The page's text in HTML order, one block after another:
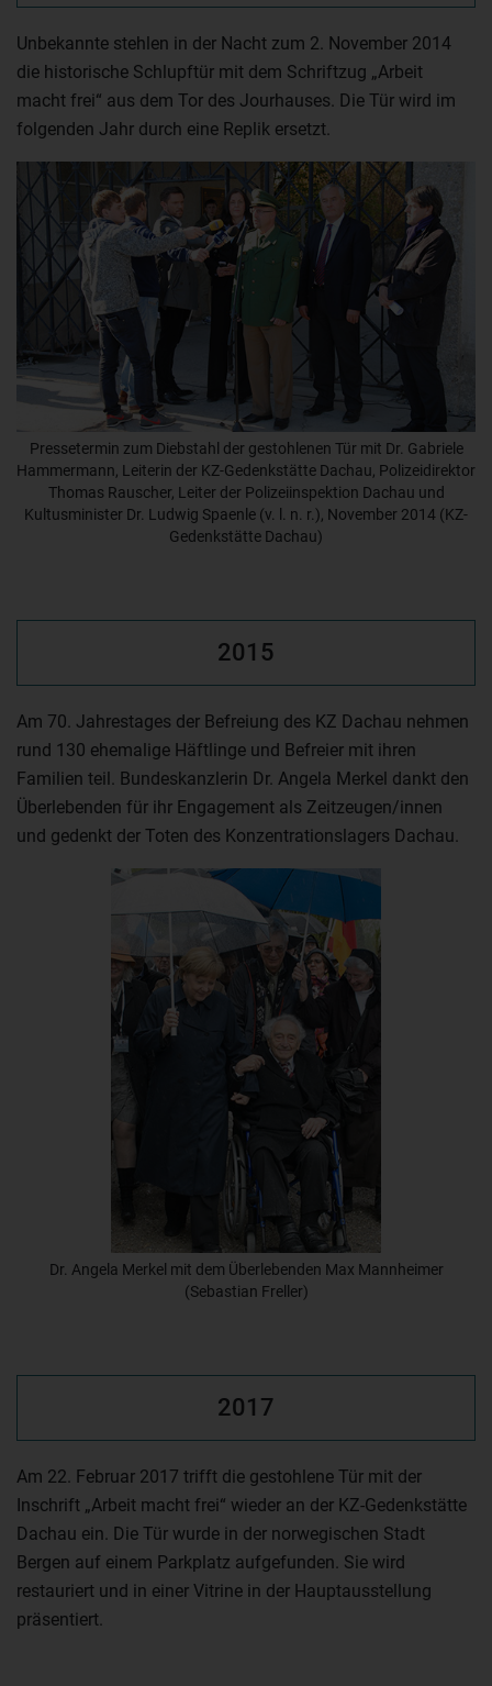
Unbekannte stehlen in der Nacht zum 2. November 2014
die historische Schlupftür mit dem Schriftzug „Arbeit
macht frei“ aus dem Tor des Jourhauses. Die Tür wird im
folgenden Jahr durch eine Replik ersetzt.
Pressetermin zum Diebstahl der gestohlenen Tür mit Dr. Gabriele
Hammermann, Leiterin der KZ-Gedenkstätte Dachau, Polizeidirektor
Thomas Rauscher, Leiter der Polizeiinspektion Dachau und
Kultusminister Dr. Ludwig Spaenle (v. l. n. r.), November 2014 (KZ-
Gedenkstätte Dachau)
2015
Am 70. Jahrestages der Befreiung des KZ Dachau nehmen
rund 130 ehemalige Häftlinge und Befreier mit ihren
Familien teil. Bundeskanzlerin Dr. Angela Merkel dankt den
Überlebenden für ihr Engagement als Zeitzeugen/innen
und gedenkt der Toten des Konzentrationslagers Dachau.
Dr. Angela Merkel mit dem Überlebenden Max Mannheimer
(Sebastian Freller)
2017
Am 22. Februar 2017 trifft die gestohlene Tür mit der
Inschrift „Arbeit macht frei“ wieder an der KZ-Gedenkstätte
Dachau ein. Die Tür wurde in der norwegischen Stadt
Bergen auf einem Parkplatz aufgefunden. Sie wird
restauriert und in einer Vitrine in der Hauptausstellung
präsentiert.